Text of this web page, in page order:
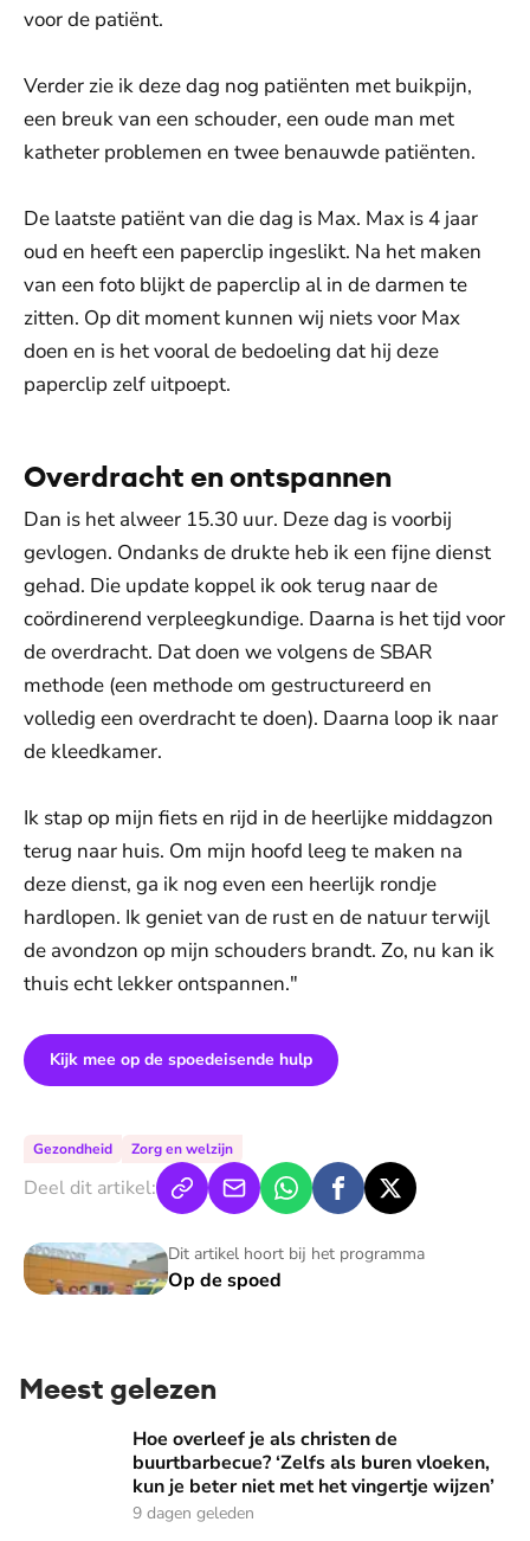
voor de patiënt.
Verder zie ik deze dag nog patiënten met buikpijn,
een breuk van een schouder, een oude man met
katheter problemen en twee benauwde patiënten.
De laatste patiënt van die dag is Max. Max is 4 jaar
oud en heeft een paperclip ingeslikt. Na het maken
van een foto blijkt de paperclip al in de darmen te
zitten. Op dit moment kunnen wij niets voor Max
doen en is het vooral de bedoeling dat hij deze
paperclip zelf uitpoept.
Overdracht en ontspannen
Dan is het alweer 15.30 uur. Deze dag is voorbij
gevlogen. Ondanks de drukte heb ik een fijne dienst
gehad. Die update koppel ik ook terug naar de
coördinerend verpleegkundige. Daarna is het tijd voor
de overdracht. Dat doen we volgens de SBAR
methode (een methode om gestructureerd en
volledig een overdracht te doen). Daarna loop ik naar
de kleedkamer.
Ik stap op mijn fiets en rijd in de heerlijke middagzon
terug naar huis. Om mijn hoofd leeg te maken na
deze dienst, ga ik nog even een heerlijk rondje
hardlopen. Ik geniet van de rust en de natuur terwijl
de avondzon op mijn schouders brandt. Zo, nu kan ik
thuis echt lekker ontspannen."
Kijk mee op de spoedeisende hulp
Gezondheid Zorg en welzijn
Deel dit artikel:
Dit artikel hoort bij het programma
Op de spoed
Op de spoed
Meest gelezen
Hoe overleef je als christen de buurtbarbecue? ‘Zelfs als
Hoe overleef je als christen de
buurtbarbecue? ‘Zelfs als buren vloeken,
kun je beter niet met het vingertje wijzen’
9 dagen geleden